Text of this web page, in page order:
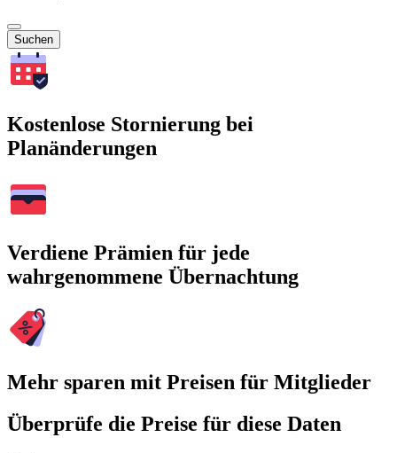
Suchen
Kostenlose Stornierung bei
Planänderungen
Verdiene Prämien für jede
wahrgenommene Übernachtung
Mehr sparen mit Preisen für Mitglieder
Überprüfe die Preise für diese Daten